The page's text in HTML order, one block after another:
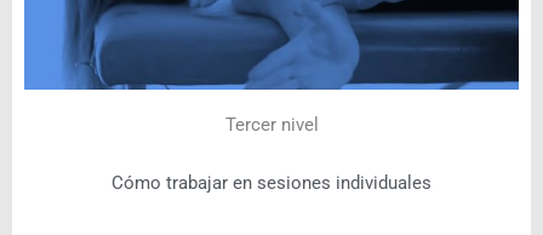
Tercer nivel
Cómo trabajar en sesiones individuales